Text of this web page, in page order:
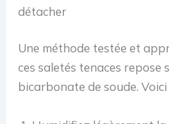
détacher
Une méthode testée et
ces saletés tenaces repose
bicarbonate de soude.